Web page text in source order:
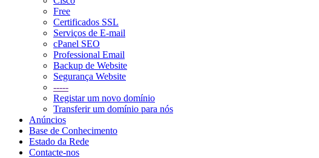
Free
Certificados SSL
Serviços de E-mail
cPanel SEO
Professional Email
Backup de Website
Segurança Website
-----
Registar um novo domínio
Transferir um domínio para nós
Anúncios
Base de Conhecimento
Estado da Rede
Contacte-nos